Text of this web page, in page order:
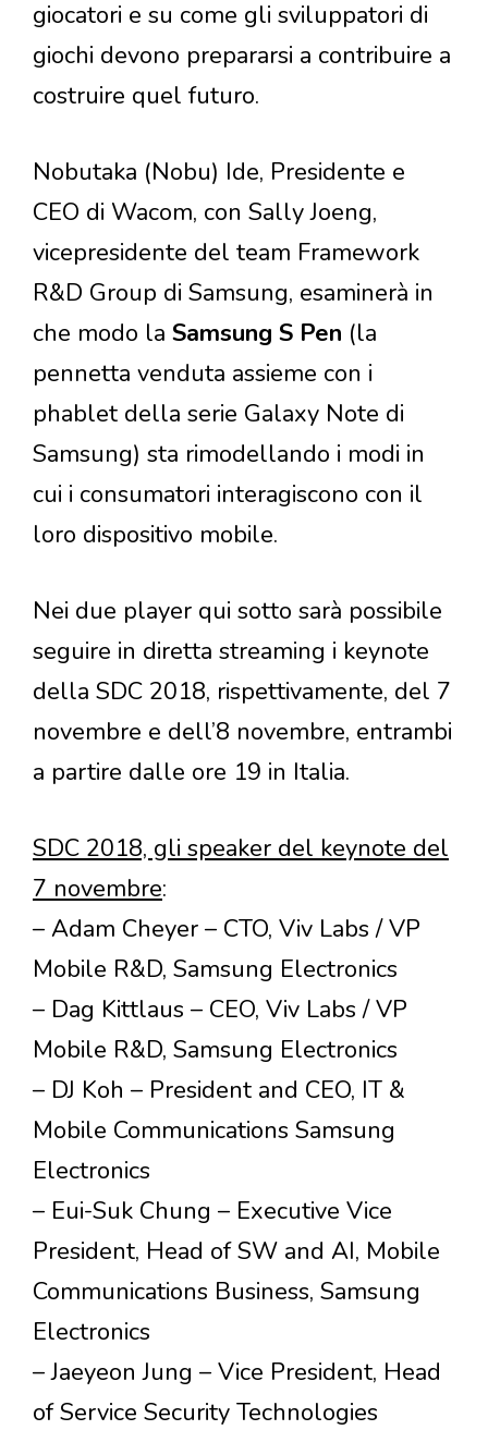
giocatori e su come gli sviluppatori di
giochi devono prepararsi a contribuire a
costruire quel futuro.
Nobutaka (Nobu) Ide, Presidente e
CEO di Wacom, con Sally Joeng,
vicepresidente del team Framework
R&D Group di Samsung, esaminerà in
che modo la Samsung S Pen (la
pennetta venduta assieme con i
phablet della serie Galaxy Note di
Samsung) sta rimodellando i modi in
cui i consumatori interagiscono con il
loro dispositivo mobile.
Nei due player qui sotto sarà possibile
seguire in diretta streaming i keynote
della SDC 2018, rispettivamente, del 7
novembre e dell’8 novembre, entrambi
a partire dalle ore 19 in Italia.
SDC 2018, gli speaker del keynote del
7 novembre:
– Adam Cheyer – CTO, Viv Labs / VP
Mobile R&D, Samsung Electronics
– Dag Kittlaus – CEO, Viv Labs / VP
Mobile R&D, Samsung Electronics
– DJ Koh – President and CEO, IT &
Mobile Communications Samsung
Electronics
– Eui-Suk Chung – Executive Vice
President, Head of SW and AI, Mobile
Communications Business, Samsung
Electronics
– Jaeyeon Jung – Vice President, Head
of Service Security Technologies